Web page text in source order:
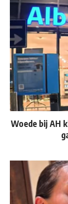
Woede bij AH